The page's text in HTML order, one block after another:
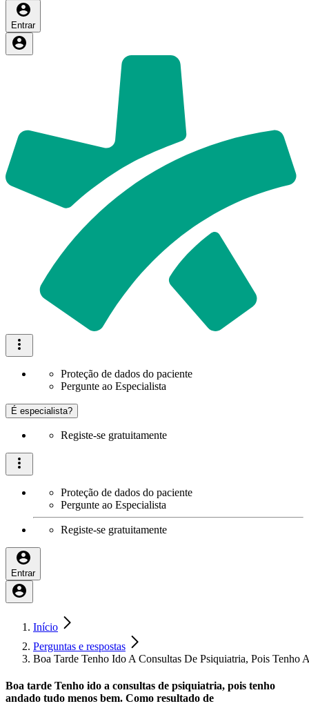
Entrar
Proteção de dados do paciente
Pergunte ao Especialista
É especialista?
Registe-se gratuitamente
Proteção de dados do paciente
Pergunte ao Especialista
Registe-se gratuitamente
Entrar
Início
Perguntas e respostas
Boa Tarde Tenho Ido A Consultas De Psiquiatria, Pois Tenho
Boa tarde Tenho ido a consultas de psiquiatria, pois tenho
andado tudo menos bem. Como resultado de